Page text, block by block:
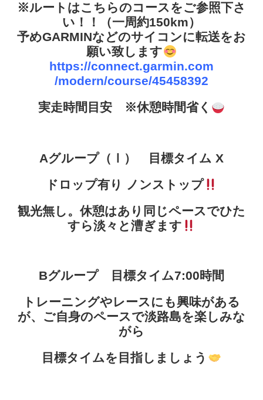
※ルートはこちらのコースをご参照下さ
い！！（一周約150km）
予めGARMINなどのサイコンに転送をお
願い致します
https://connect.garmin.com
/modern/course/45458392
実走時間目安 ※休憩時間省く
Aグループ（Ⅰ） 目標タイム X
ドロップ有り ノンストップ
観光無し。休憩はあり同じペースでひた
すら淡々と漕ぎます
Bグループ 目標タイム7:00時間
トレーニングやレースにも興味がある
が、ご自身のペースで淡路島を楽しみな
がら
目標タイムを目指しましょう